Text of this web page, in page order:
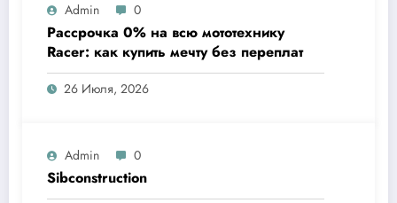
Admin 0
Рассрочка 0% на всю мототехнику
Racer: как купить мечту без переплат
26 Июля, 2026
Admin 0
Sibconstruction